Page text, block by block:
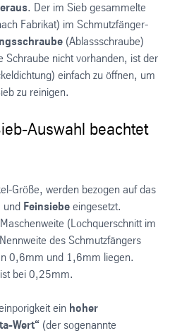
. Der im Sieb gesammelte
Fabrikat) im Schmutzfänger-
(Ablassschraube)
Schraube nicht vorhanden, ist der
einfach zu öffnen, um
zu reinigen.
Auswahl beachtet
Größe, werden bezogen auf das
und Feinsiebe eingesetzt.
(Lochquerschnitt im
des Schmutzfängers
0,6mm und 1,6mm liegen.
bei 0,25mm.
ein hoher
Wert“ (der sogenannte